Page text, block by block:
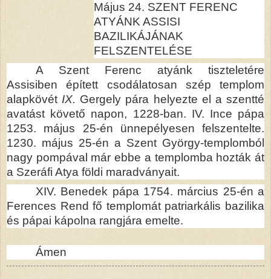
Május 24. SZENT FERENC
ATYÁNK ASSISI
BAZILIKÁJÁNAK
FELSZENTELÉSE
A Szent Ferenc atyánk tiszteletére
Assisiben épített csodálatosan szép templom
alapkövét IX. Gergely pára helyezte el a szentté
avatást követő napon, 1228-ban. IV. Ince pápa
1253. május 25-én ünnepélyesen felszentelte.
1230. május 25-én a Szent György-templomból
nagy pompával már ebbe a templomba hozták át
a Szeráfi Atya földi maradványait.
XIV. Benedek pápa 1754. március 25-én a
Ferences Rend fő templomát patriarkális bazilika
és pápai kápolna rangjára emelte.
Ámen